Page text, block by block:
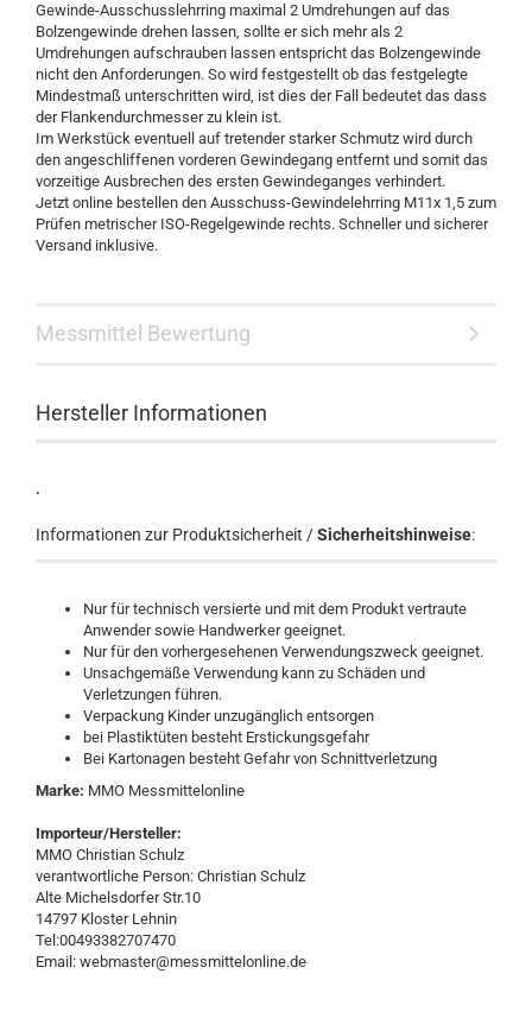
Gewinde-Ausschusslehrring maximal 2 Umdrehungen auf das
Bolzengewinde drehen lassen, sollte er sich mehr als 2
Umdrehungen aufschrauben lassen entspricht das Bolzengewinde
nicht den Anforderungen. So wird festgestellt ob das festgelegte
Mindestmaß unterschritten wird, ist dies der Fall bedeutet das dass
der Flankendurchmesser zu klein ist.
Im Werkstück eventuell auf tretender starker Schmutz wird durch
den angeschliffenen vorderen Gewindegang entfernt und somit das
vorzeitige Ausbrechen des ersten Gewindeganges verhindert.
Jetzt online bestellen den Ausschuss-Gewindelehrring M11x 1,5 zum
Prüfen metrischer ISO-Regelgewinde rechts. Schneller und sicherer
Versand inklusive.
Messmittel Bewertung
Hersteller Informationen
.
Informationen zur Produktsicherheit /Sicherheitshinweise:
Nur für technisch versierte und mit dem Produkt vertraute
Anwender sowie Handwerker geeignet.
Nur für den vorhergesehenen Verwendungszweck geeignet.
Unsachgemäße Verwendung kann zu Schäden und
Verletzungen führen.
Verpackung Kinder unzugänglich entsorgen
bei Plastiktüten besteht Erstickungsgefahr
Bei Kartonagen besteht Gefahr von Schnittverletzung
Marke: MMO Messmittelonline
Importeur/Hersteller:
MMO Christian Schulz
verantwortliche Person: Christian Schulz
Alte Michelsdorfer Str.10
14797 Kloster Lehnin
Tel:00493382707470
Email: webmaster@messmittelonline.de